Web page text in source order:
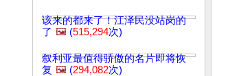
该来的都来了！江泽民没站岗的
了 🖼️ (515,294次)
叙利亚最值得骄傲的名片即将恢
复 🖼️ (294,082次)